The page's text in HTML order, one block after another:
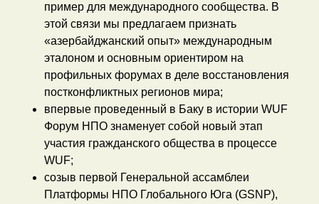
пример для международного сообщества. В
этой связи мы предлагаем признать
«азербайджанский опыт» международным
эталоном и основным ориентиром на
профильных форумах в деле восстановления
постконфликтных регионов мира;
впервые проведенный в Баку в истории WUF
Форум НПО знаменует собой новый этап
участия гражданского общества в процессе
WUF;
созыв первой Генеральной ассамблеи
Платформы НПО Глобального Юга (GSNP),